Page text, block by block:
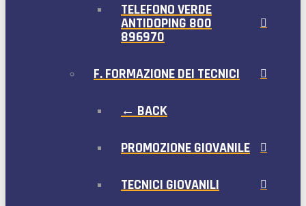
TELEFONO VERDE
ANTIDOPING 800
896970
F. FORMAZIONE DEI TECNICI
← BACK
PROMOZIONE GIOVANILE
TECNICI GIOVANILI